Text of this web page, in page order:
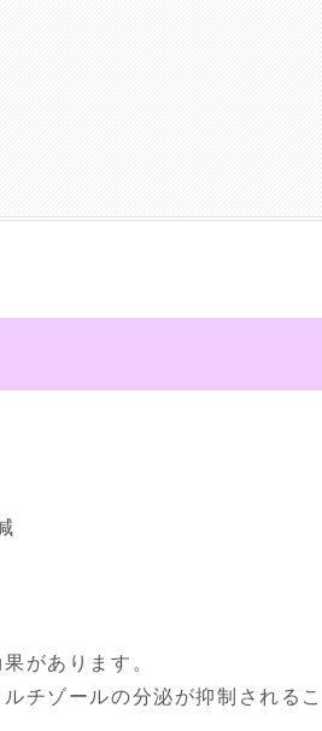
があります。
チゾールの分泌が抑制される